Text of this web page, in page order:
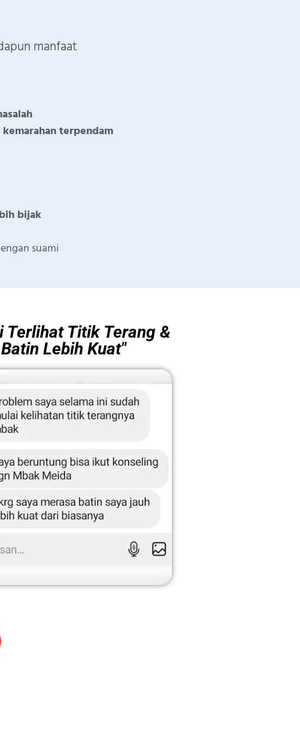
manfaat
terpendam
bijak
suami
Terlihat Titik Terang &
Batin Lebih Kuat"